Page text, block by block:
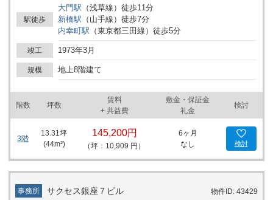
も徒歩圏内にあり、複数の路線が利用可能であることから、都内各
地へのアクセスが非常に便利です。また、日比谷通りから一歩入っ
た場所に位置するため、都心の慌ただしさから一定の距離を保ちな
がらも、ビジネスの中心地にいる利点を享受できます。 設備面で
は、個別空調システムが導入されており、各テナントが快適なオフ
ィス環境を自由に調整できることが特徴です。また、男女別トイレ
の設置や、キーレスセキュリティドア、光ファイバー対応など、テ
ナントのニーズに応えるための充実した設備が整っています。 さら
に、近隣には郵便局やコンビニ、スーパーマーケットがあり、日常
の買い物からビジネス用途まで、従業員のさまざまなニーズに対応
可能です。このような周辺環境も、オフィスとしての魅力を高めて
います。 港区新橋エリアは、オフィスの需要が高く、競争も激しい
地域ですが、藤代ビルはレトロな雰囲気を持つ外観と、時代に即し
た設備、そして何よりも優れた立地条件を備えており、小～中規模
の企業にとって魅力的なオフィススペースと言えるでしょう。ビジ
ネスの拠点として、また、従業員にとっても働きやすい環境とし
て、藤代ビルは最適な選択肢の一つです。
駅徒歩
大門駅 （浅草線 ） 徒歩11分
新橋駅 （ 山手線 ） 徒歩7分
内幸町駅 （東京都三田線 ） 徒歩5分
竣工 1973年3月
規模 地上8階建て
階数 坪数
賃料
+ 共益費
敷金・保証金
礼金
検討
3階
13.31坪
(44m²)
145,200円
（坪：10,909 円）
6ヶ月
なし
検討
事務所 サクセス銀座７ビル 物件ID: 43429